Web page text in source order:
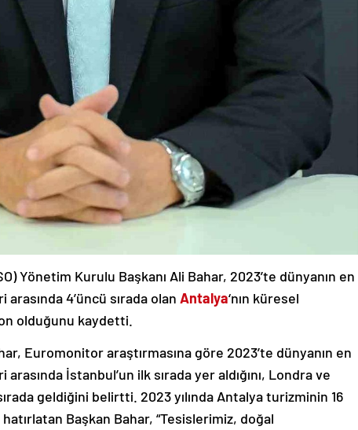
Yönetim Kurulu Başkanı Ali Bahar, 2023’te dünyanın en
4’üncü sırada olan Antalya‘nın küresel
olduğunu kaydetti.
Euromonitor araştırmasına göre 2023’te dünyanın en
İstanbul’un ilk sırada yer aldığını, Londra ve
sırada geldiğini belirtti. 2023 yılında Antalya turizminin 16
Başkan Bahar, “Tesislerimiz, doğal